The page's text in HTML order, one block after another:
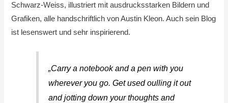
Schwarz-Weiss, illustriert mit ausdrucksstarken Bildern und
Grafiken, alle handschriftlich von Austin Kleon. Auch sein Blog
ist lesenswert und sehr inspirierend.
„Carry a notebook and a pen with you
wherever you go. Get used oulling it out
and jotting down your thoughts and